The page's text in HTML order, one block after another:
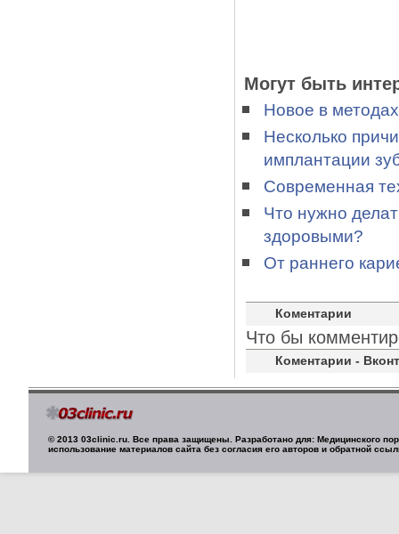
Могут быть
Новое в
Несколько
имплантации
Современная
Что нужно
здоровыми?
От раннего
Коментарии
Что бы
Коментарии -
© 2013 03clinic.ru. Все права защищены. Разработано для: Медицинского
использование материалов сайта без согласия его авторов и обратной